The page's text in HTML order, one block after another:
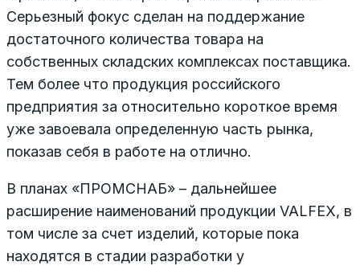
Серьезный фокус сделан на поддержание
достаточного количества товара на
собственных складских комплексах поставщика.
Тем более что продукция российского
предприятия за относительно короткое время
уже завоевала определенную часть рынка,
показав себя в работе на отлично.
В планах «ПРОМСНАБ» – дальнейшее
расширение наименований продукции VALFEX, в
том числе за счет изделий, которые пока
находятся в стадии разработки у